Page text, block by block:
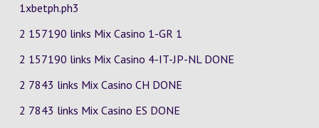
1xbetph.ph3
2 157190 links Mix Casino 1-GR 1
2 157190 links Mix Casino 4-IT-JP-NL DONE
2 7843 links Mix Casino CH DONE
2 7843 links Mix Casino ES DONE